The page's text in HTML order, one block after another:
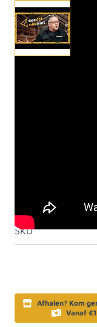
Artikelcategorie
SKU
Afhalen? Kom
Vanaf